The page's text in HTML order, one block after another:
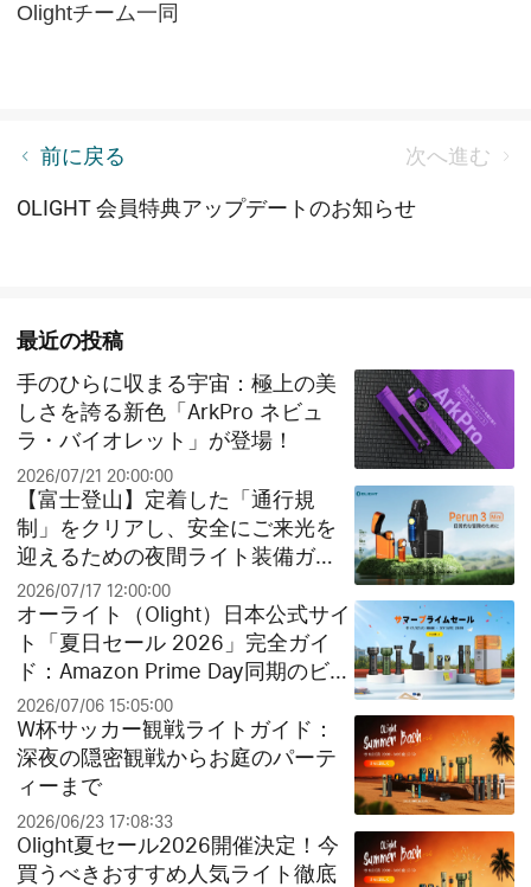
Olightチーム一同
前に戻る 次へ進む
O-Fan Day 2025 開催！年に一度の豪華特典祭
OLIGHT 会員特典アップデートのお知らせ
最近の投稿
手のひらに収まる宇宙：極上の美
しさを誇る新色「ArkPro ネビュ
ラ・バイオレット」が登場！
2026/07/21 20:00:00
【富士登山】定着した「通行規
制」をクリアし、安全にご来光を
迎えるための夜間ライト装備ガイ
ド
2026/07/17 12:00:00
オーライト（Olight）日本公式サイ
ト「夏日セール 2026」完全ガイ
ド：Amazon Prime Day同期のビッ
グセールとお得なクリアランス祭
り！
2026/07/06 15:05:00
W杯サッカー観戦ライトガイド：
深夜の隠密観戦からお庭のパーテ
ィーまで
2026/06/23 17:08:33
Olight夏セール2026開催決定！今
買うべきおすすめ人気ライト徹底